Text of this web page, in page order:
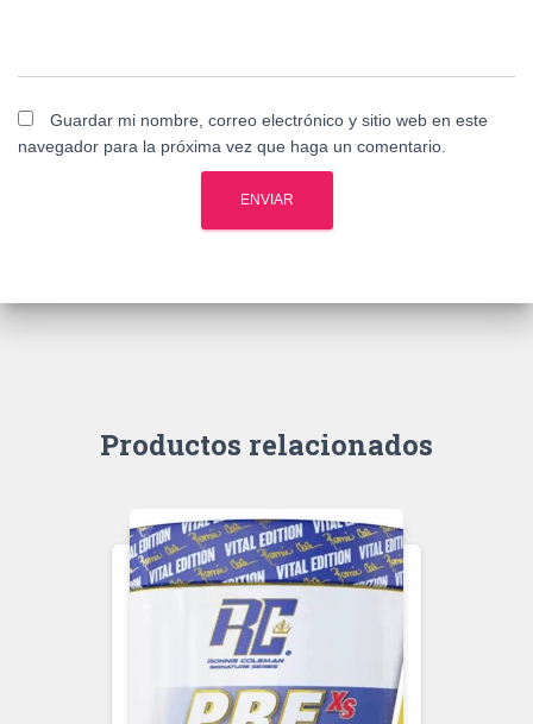
Guardar mi nombre, correo electrónico y sitio web en este
navegador para la próxima vez que haga un comentario.
Productos relacionados